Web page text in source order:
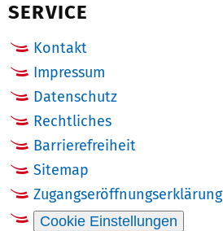
SERVICE
Kontakt
Impressum
Datenschutz
Rechtliches
Barrierefreiheit
Sitemap
Zugangseröffnungserklärung
Cookie Einstellungen